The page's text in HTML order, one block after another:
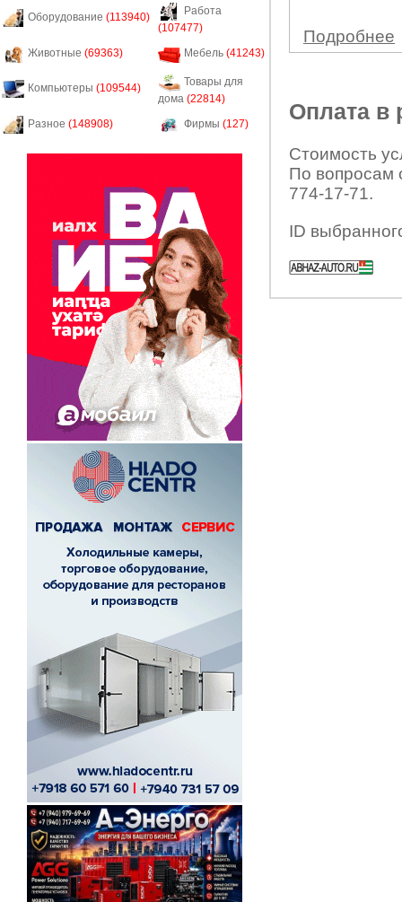
Оборудование (113940)
Работа
(107477)
Животные (69363) Мебель (41243)
Компьютеры (109544)
Товары для
дома (22814)
Разное (148908) Фирмы (127)
Подробнее
Оплата в
Стоимость
По вопросам
774-17-71.
ID